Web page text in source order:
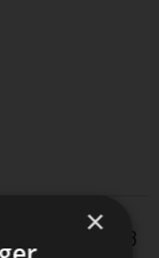
14/3 2023
×